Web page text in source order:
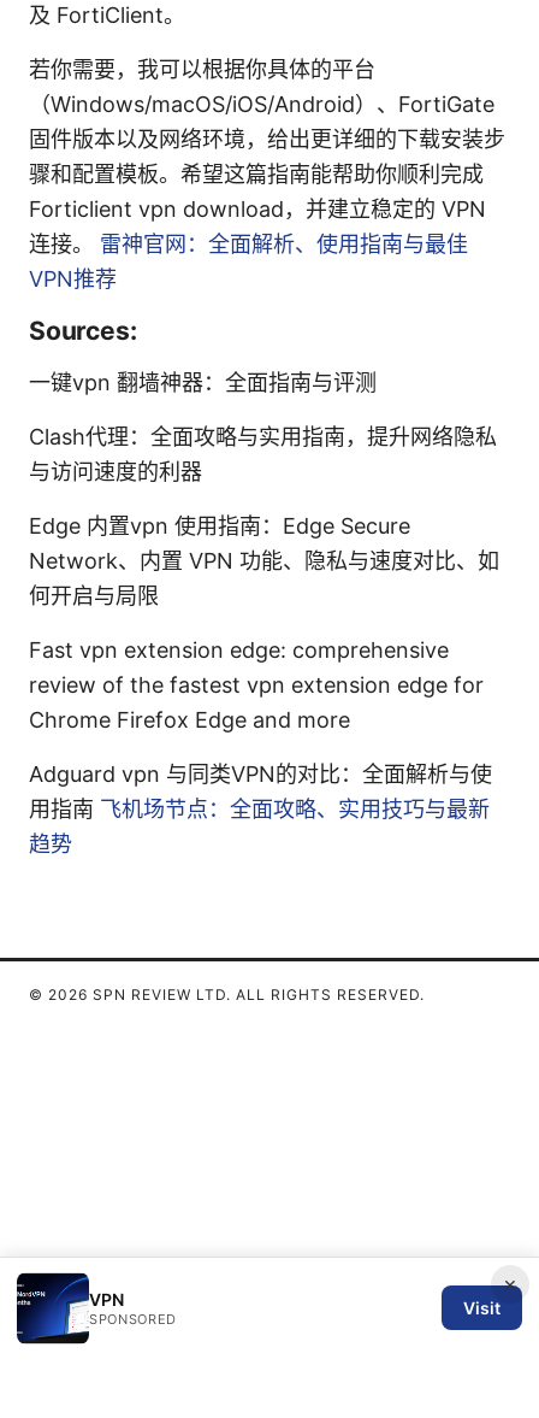
及 FortiClient。
若你需要，我可以根据你具体的平台
（Windows/macOS/iOS/Android）、FortiGate
固件版本以及网络环境，给出更详细的下载安装步
骤和配置模板。希望这篇指南能帮助你顺利完成
Forticlient vpn download，并建立稳定的 VPN
连接。 雷神官网：全面解析、使用指南与最佳
VPN推荐
Sources:
一键vpn 翻墙神器：全面指南与评测
Clash代理：全面攻略与实用指南，提升网络隐私
与访问速度的利器
Edge 内置vpn 使用指南：Edge Secure
Network、内置 VPN 功能、隐私与速度对比、如
何开启与局限
Fast vpn extension edge: comprehensive
review of the fastest vpn extension edge for
Chrome Firefox Edge and more
Adguard vpn 与同类VPN的对比：全面解析与使
用指南 飞机场节点：全面攻略、实用技巧与最新
趋势
×
VPN
SPONSORED
Visit
© 2026 SPN REVIEW LTD. ALL RIGHTS RESERVED.